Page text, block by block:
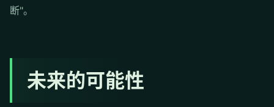
断"。
未来的可能性